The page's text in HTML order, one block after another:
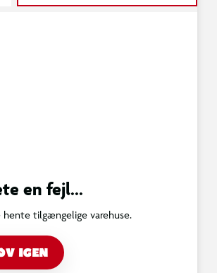
en fejl...
tilgængelige varehuse.
IGEN